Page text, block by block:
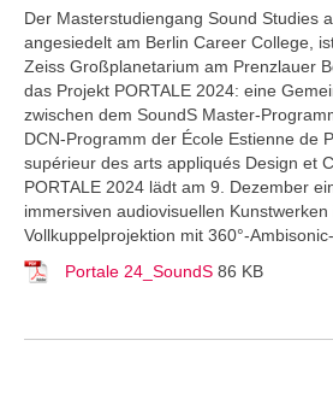
Der Masterstudiengang Sound Studies
angesiedelt am Berlin Career College,
Zeiss Großplanetarium am Prenzlauer
das Projekt PORTALE 2024: eine
zwischen dem SoundS Master-
DCN-Programm der École Estienne de
supérieur des arts appliqués Design et
PORTALE 2024 lädt am 9. Dezember
immersiven audiovisuellen Kunstwerken
Vollkuppelprojektion mit 360°-
Portale 24_SoundS 86 KB